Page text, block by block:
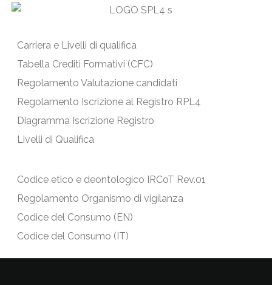
Carriera e Livelli di qualifica
Tabella Crediti Formativi (CFC)
Regolamento Valutazione candidati
Regolamento Iscrizione al Registro RPL4
Diagramma Iscrizione Registro
Livelli di Qualifica
Codice etico e deontologico IRCoT Rev.01
Regolamento Organismo di vigilanza
Codice del Consumo (EN)
Codice del Consumo (IT)